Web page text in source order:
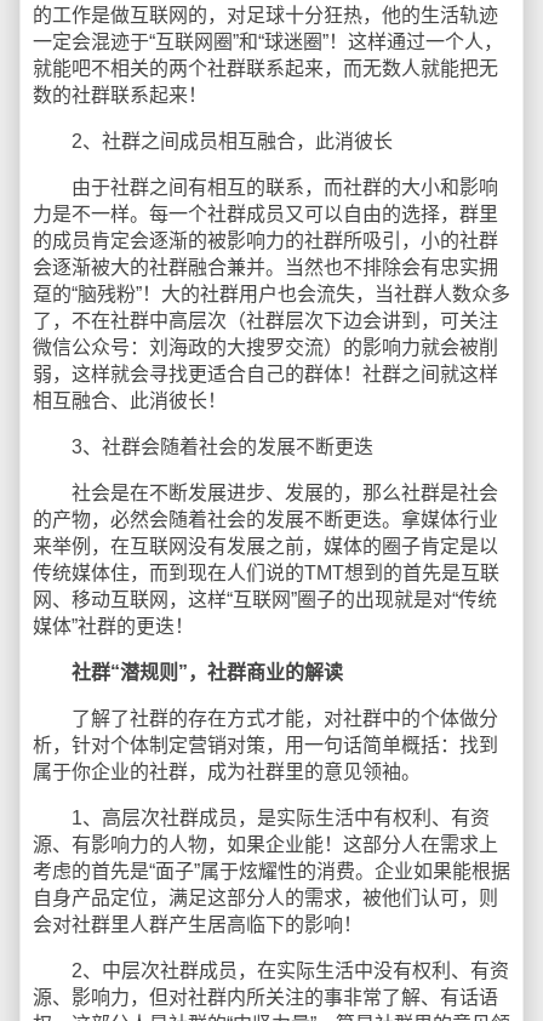
的工作是做互联网的，对足球十分狂热，他的生活轨迹
一定会混迹于“互联网圈”和“球迷圈”！这样通过一个人，
就能吧不相关的两个社群联系起来，而无数人就能把无
数的社群联系起来！
2、社群之间成员相互融合，此消彼长
由于社群之间有相互的联系，而社群的大小和影响
力是不一样。每一个社群成员又可以自由的选择，群里
的成员肯定会逐渐的被影响力的社群所吸引，小的社群
会逐渐被大的社群融合兼并。当然也不排除会有忠实拥
趸的“脑残粉”！大的社群用户也会流失，当社群人数众多
了，不在社群中高层次（社群层次下边会讲到，可关注
微信公众号：刘海政的大搜罗交流）的影响力就会被削
弱，这样就会寻找更适合自己的群体！社群之间就这样
相互融合、此消彼长！
3、社群会随着社会的发展不断更迭
社会是在不断发展进步、发展的，那么社群是社会
的产物，必然会随着社会的发展不断更迭。拿媒体行业
来举例，在互联网没有发展之前，媒体的圈子肯定是以
传统媒体住，而到现在人们说的TMT想到的首先是互联
网、移动互联网，这样“互联网”圈子的出现就是对“传统
媒体”社群的更迭！
社群“潜规则”，社群商业的解读
了解了社群的存在方式才能，对社群中的个体做分
析，针对个体制定营销对策，用一句话简单概括：找到
属于你企业的社群，成为社群里的意见领袖。
1、高层次社群成员，是实际生活中有权利、有资
源、有影响力的人物，如果企业能！这部分人在需求上
考虑的首先是“面子”属于炫耀性的消费。企业如果能根据
自身产品定位，满足这部分人的需求，被他们认可，则
会对社群里人群产生居高临下的影响！
2、中层次社群成员，在实际生活中没有权利、有资
源、影响力，但对社群内所关注的事非常了解、有话语